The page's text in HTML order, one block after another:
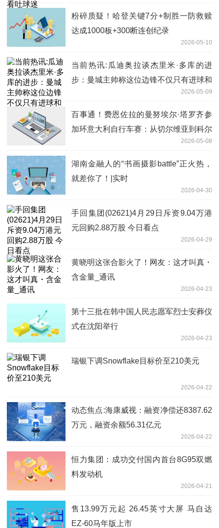
粉碎质疑！哈登关键7分+制胜一防救赎
达成1000板+300断连创纪录
2026-05-10
当前热讯:瓜迪奥拉谈杰里米·多库的进
步：曼城主帅称这位边锋不仅只有进球和
2026-05-09
百事通！费恩佐拉的曼努埃尔·塔罗齐参
加环意大利自行车赛：从切尔维亚到科尔
2026-05-08
湖南金融人的“书画摄影battle”正火热，
就差你了！|实时
2026-04-30
手回集团(02621)4月29日斥资9.04万港
元回购2.88万股 今日看点
2026-04-29
黄晓明这张合影火了！网友：这才叫真・
含金量_通讯
2026-04-23
第十三批在韩中国人民志愿军烈士安葬仪
式在沈阳举行
2026-04-23
瑞银下调Snowflake目标价至210美元
2026-04-22
动态焦点:海康威视：融资净偿还8387.62
万元，融资余额56.31亿元
2026-04-22
恒力集团：成功交付国内首台8G95双燃
料发动机
2026-04-21
售13.99万元起 26.45英寸大屏 马自达
EZ-60马年版上市